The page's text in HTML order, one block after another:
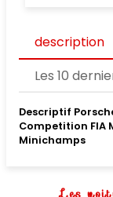
description
Les 10
Descriptif Porsche
Competition FIA
Minichamps